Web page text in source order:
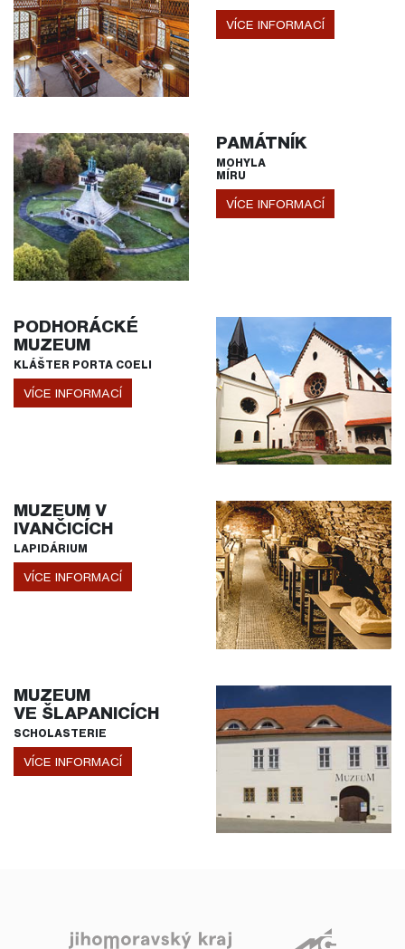
VÍCE INFORMACÍ
PAMÁTNÍK
MOHYLA
MÍRU
VÍCE INFORMACÍ
PODHORÁCKÉ
MUZEUM
KLÁŠTER PORTA COELI
VÍCE INFORMACÍ
MUZEUM V
IVANČICÍCH
LAPIDÁRIUM
VÍCE INFORMACÍ
MUZEUM
VE ŠLAPANICÍCH
SCHOLASTERIE
VÍCE INFORMACÍ